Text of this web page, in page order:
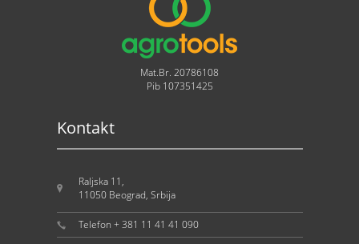
Mat.Br. 20786108
Pib 107351425
Kontakt
Raljska 11,
11050 Beograd, Srbija
Telefon + 381 11 41 41 090